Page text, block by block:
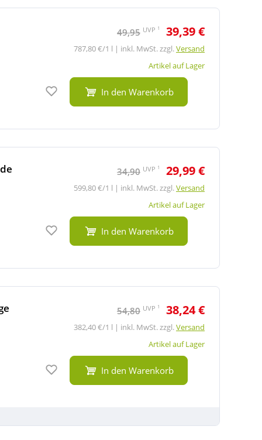
49,95 UVP 1 39,39 €
787,80 €/1 l | inkl. MwSt. zzgl.Versand
Artikel auf Lager
Auf den Merkzettel
In den Warenkorb
34,90 UVP 1 29,99 €
599,80 €/1 l | inkl. MwSt. zzgl.Versand
Artikel auf Lager
Auf den Merkzettel
In den Warenkorb
54,80 UVP 1 38,24 €
382,40 €/1 l | inkl. MwSt. zzgl.Versand
Artikel auf Lager
Auf den Merkzettel
In den Warenkorb